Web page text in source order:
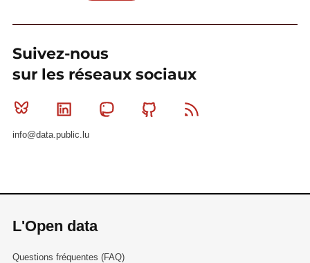
Suivez-nous
sur les réseaux sociaux
Bluesky Linkedin MastodonGithub
info@data.public.lu
L'Open data
Questions fréquentes (FAQ)